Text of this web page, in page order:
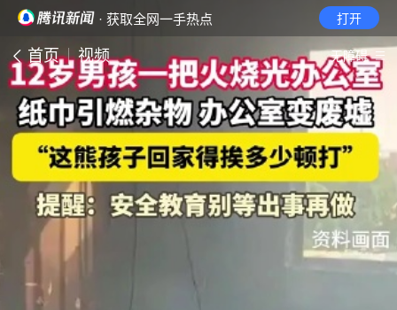
· 获取全网一手热点 打开
首页 视频 无障碍